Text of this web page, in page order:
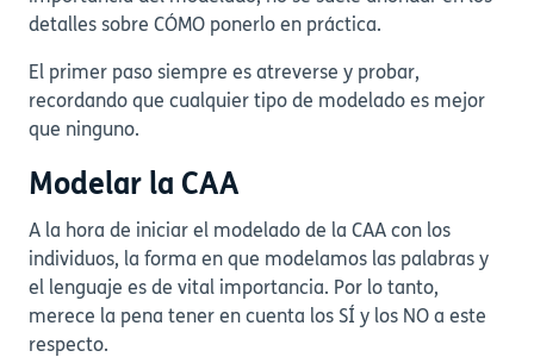
detalles sobre CÓMO ponerlo en práctica.
El primer paso siempre es atreverse y probar,
recordando que cualquier tipo de modelado es mejor
que ninguno.
Modelar la CAA
A la hora de iniciar el modelado de la CAA con los
individuos, la forma en que modelamos las palabras y
el lenguaje es de vital importancia. Por lo tanto,
merece la pena tener en cuenta los SÍ y los NO a este
respecto.